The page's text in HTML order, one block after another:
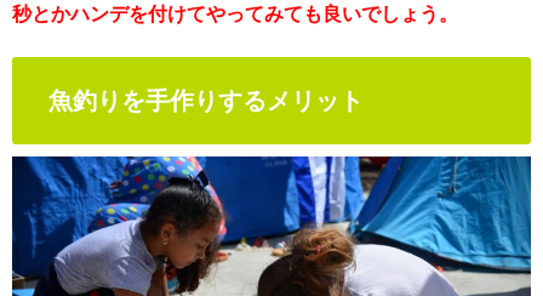
秒とかハンデを付けてやってみても良いでしょう。
魚釣りを手作りするメリット